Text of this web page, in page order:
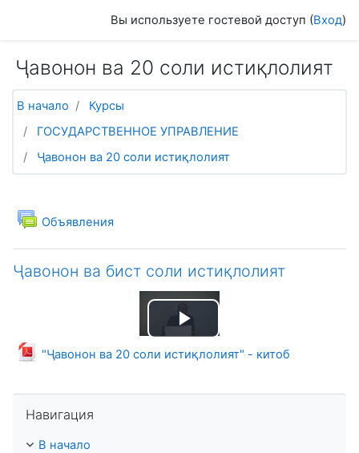
Вы используете гостевой доступ (Вход)
Ҷавонон ва 20 соли истиқлолият
В начало
Курсы
ГОСУДАРСТВЕННОЕ УПРАВЛЕНИЕ
Ҷавонон ва 20 соли истиқлолият
Тематический план
ОбщееОбъявления
Форум
Ҷавонон ва бист соли истиқлолият
Воспроизвести
"Ҷавонон ва 20 соли истиқлолият" - китоб
Файл
Навигация
В начало